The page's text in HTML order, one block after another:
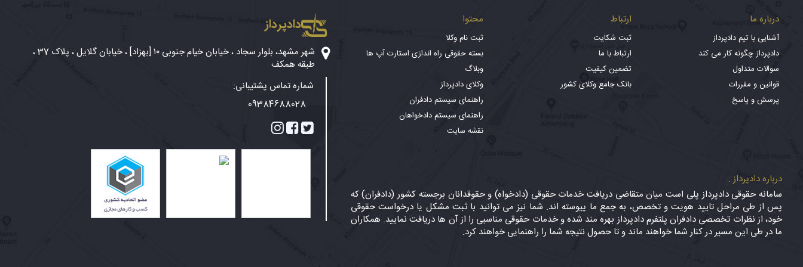
درباره ما
آشنایی با تیم دادپرداز
دادپرداز چگونه کار می کند
سوالات متداول
قوانین و مقررات
پرسش و پاسخ
ارتباط
ثبت شکایت
ارتباط با ما
تضمین کیفیت
بانک جامع وکلای کشور
محتوا
ثبت نام وکلا
بسته حقوقی راه اندازی استارت آپ ها
وبلاگ
وکلای دادپرداز
راهنمای سیستم دادفران
راهنمای سیستم دادخواهان
نقشه سایت
درباره دادپرداز :
سامانه حقوقی دادپرداز پلی است میان متقاضی دریافت خدمات حقوقی (دادخواه) و حقوقدانان برجسته کشور (دادفران) که
پس از طی مراحل تایید هویت و تخصص، به جمع ما پیوسته اند. شما نیز می توانید با ثبت مشکل یا درخواست حقوقی
خود، از نظرات تخصصی دادفران پلتفرم دادپرداز بهره مند شده و خدمات حقوقی مناسبی را از آن ها دریافت نمایید. همکاران
ما در طی این مسیر در کنار شما خواهند ماند و تا حصول نتیجه شما را راهنمایی خواهند کرد.
دادپرداز
شهر مشهد، بلوار سجاد ، خیابان خیام جنوبی ۱۰ [بهزاد] ، خیابان گلایل ، پلاک 37 ،
طبقه همکف
شماره تماس پشتیبانی:
09384688028